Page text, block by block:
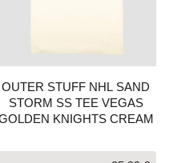
OUTER STUFF NHL SAND
STORM SS TEE VEGAS
KNIGHTS CREAM